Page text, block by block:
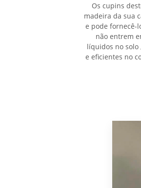
Os cupins
madeira da sua
e pode fornecê-
não entrem
líquidos no solo
e eficientes no